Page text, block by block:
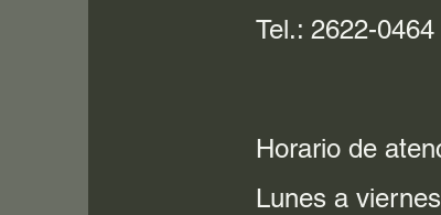
Tel.: 2622-0464
Horario de
Lunes a